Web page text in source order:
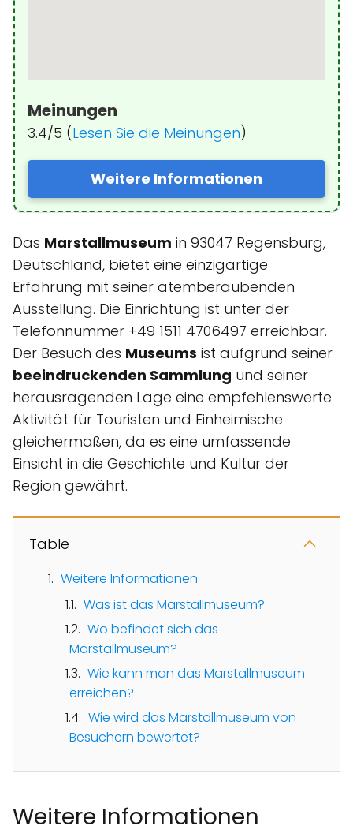
Meinungen
3.4/5 (Lesen Sie die Meinungen)
Weitere Informationen
Das Marstallmuseum in 93047 Regensburg,
Deutschland, bietet eine einzigartige
Erfahrung mit seiner atemberaubenden
Ausstellung. Die Einrichtung ist unter der
Telefonnummer +49 1511 4706497 erreichbar.
Der Besuch des Museums ist aufgrund seiner
beeindruckenden Sammlung und seiner
herausragenden Lage eine empfehlenswerte
Aktivität für Touristen und Einheimische
gleichermaßen, da es eine umfassende
Einsicht in die Geschichte und Kultur der
Region gewährt.
Table
Weitere Informationen
Was ist das Marstallmuseum?
Wo befindet sich das
Marstallmuseum?
Wie kann man das Marstallmuseum
erreichen?
Wie wird das Marstallmuseum von
Besuchern bewertet?
Weitere Informationen